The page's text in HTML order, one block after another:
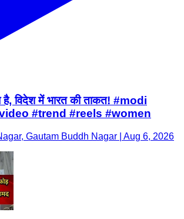
है, विदेश में भारत की ताकत! #modi
#trend #reels #women
Gautam Buddh Nagar | Aug 6, 2026